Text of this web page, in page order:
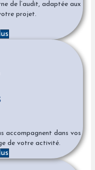
de l’audit, adaptée aux
projet.
accompagnent dans vos
de votre activité.